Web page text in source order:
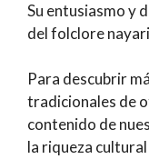
Su entusiasmo y
del folclore
Para descubrir
tradicionales de
contenido de
la riqueza